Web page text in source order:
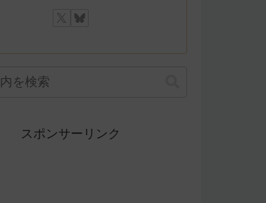
スポンサーリンク